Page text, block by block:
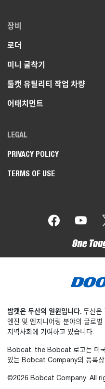
장비
로더
미니 굴착기
툴캣 유틸리티 작업 차량
어태치먼트
LEGAL
PRIVACY POLICY
TERMS OF USE
밥캣은 두산의 일원입니다. 두산은
엔진 및 엔지니어링 분야의 글로
지역사회에 기여하고 있습니다.
Bobcat, the Bobcat 로고는 미국
있는 Bobcat Company의 등록
©2026 Bobcat Company. All